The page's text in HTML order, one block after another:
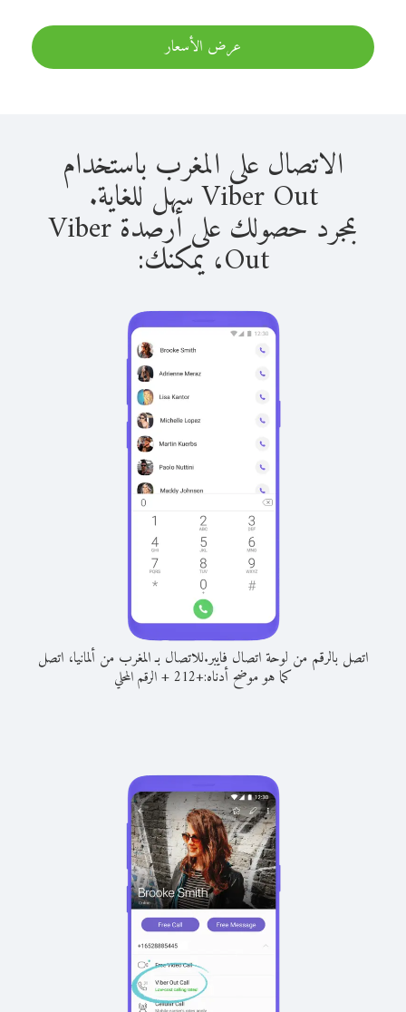
عرض الأسعار
الاتصال على المغرب باستخدام
Viber Out سهل للغاية.
بمجرد حصولك على أرصدة Viber
Out، يمكنك:
اتصل بالرقم من لوحة اتصال فايبر.للاتصال بـ المغرب من ألمانيا، اتصل
كما هو موضح أدناه:+
212
+الرقم المحلي